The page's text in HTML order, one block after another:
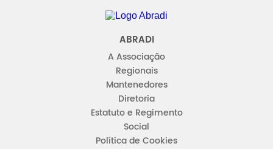
Abradi
ABRADI
A Associação
Regionais
Mantenedores
Diretoria
Estatuto e Regimento
Social
Política de Cookies